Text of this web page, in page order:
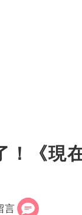
！《現
言